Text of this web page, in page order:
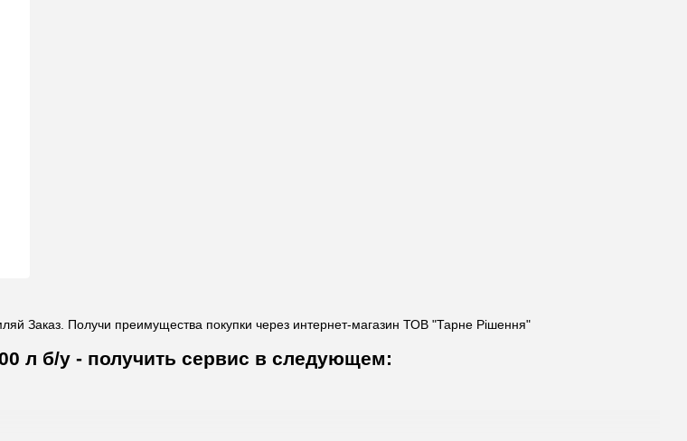
Заказ. Получи преимущества покупки через интернет-магазин ТОВ "Тарне Рішення"
л б/у - получить сервис в следующем: